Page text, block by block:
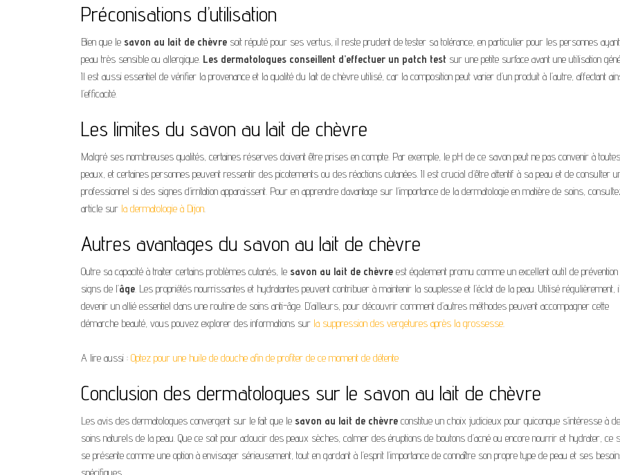
Préconisations d’utilisation
Bien que le savon au lait de chèvre soit réputé pour ses vertus, il reste prudent de tester sa tolérance, en particulier pour les personnes
peau très sensible ou allergique. Les dermatologues conseillent d’effectuer un patch test sur une petite surface avant une utilisation
Il est aussi essentiel de vérifier la provenance et la qualité du lait de chèvre utilisé, car la composition peut varier d’un produit à l’autre, affectant
l’efficacité.
Les limites du savon au lait de chèvre
Malgré ses nombreuses qualités, certaines réserves doivent être prises en compte. Par exemple, le pH de ce savon peut ne pas convenir à
peaux, et certaines personnes peuvent ressentir des picotements ou des réactions cutanées. Il est crucial d’être attentif à sa peau et de consulter
professionnel si des signes d’irritation apparaissent. Pour en apprendre davantage sur l’importance de la dermatologie en matière de soins,
article sur la dermatologie à Dijon
Autres avantages du savon au lait de chèvre
Outre sa capacité à traiter certains problèmes cutanés, le savon au lait de chèvre est également promu comme un excellent outil de
signs de l’âge . Les propriétés nourrissantes et hydratantes peuvent contribuer à maintenir la souplesse et l’éclat de la peau. Utilisé régulièrement,
devenir un allié essentiel dans une routine de soins anti-âge. D’ailleurs, pour découvrir comment d’autres méthodes peuvent accompagner cette
démarche beauté, vous pouvez explorer des informations sur la suppression des vergetures après la grossesse
A lire aussi : Optez pour une huile de douche afin de profiter de ce moment de détente
Conclusion des dermatologues sur le savon au lait de chèvre
Les avis des dermatologues convergent sur le fait que le savon au lait de chèvre constitue un choix judicieux pour quiconque s’intéresse à
soins naturels de la peau. Que ce soit pour adoucir des peaux sèches, calmer des éruptions de boutons d’acné ou encore nourrir et hydrater, ce
se présente comme une option à envisager sérieusement, tout en gardant à l’esprit l’importance de connaître son propre type de peau et ses
spécifiques.